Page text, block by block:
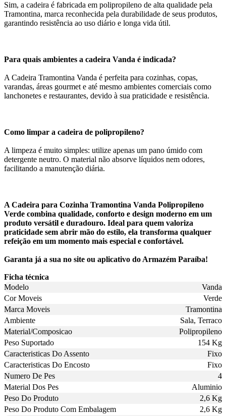
Sim, a cadeira é fabricada em polipropileno de alta qualidade pela
Tramontina, marca reconhecida pela durabilidade de seus produtos,
garantindo resistência ao uso diário e longa vida útil.
Para quais ambientes a cadeira Vanda é indicada?
A Cadeira Tramontina Vanda é perfeita para cozinhas, copas,
varandas, áreas gourmet e até mesmo ambientes comerciais como
lanchonetes e restaurantes, devido à sua praticidade e resistência.
Como limpar a cadeira de polipropileno?
A limpeza é muito simples: utilize apenas um pano úmido com
detergente neutro. O material não absorve líquidos nem odores,
facilitando a manutenção diária.
A Cadeira para Cozinha Tramontina Vanda Polipropileno
Verde combina qualidade, conforto e design moderno em um
produto versátil e duradouro. Ideal para quem valoriza
praticidade sem abrir mão do estilo, ela transforma qualquer
refeição em um momento mais especial e confortável.
Garanta já a sua no site ou aplicativo do Armazém Paraíba!
Ficha técnica
Modelo
Vanda
Cor Moveis
Verde
Marca Moveis
Tramontina
Ambiente
Sala, Terraco
Material/Composicao
Polipropileno
Peso Suportado
154 Kg
Caracteristicas Do Assento
Fixo
Caracteristicas Do Encosto
Fixo
Numero De Pes
4
Material Dos Pes
Aluminio
Peso Do Produto
2,6 Kg
Peso Do Produto Com Embalagem
2,6 Kg